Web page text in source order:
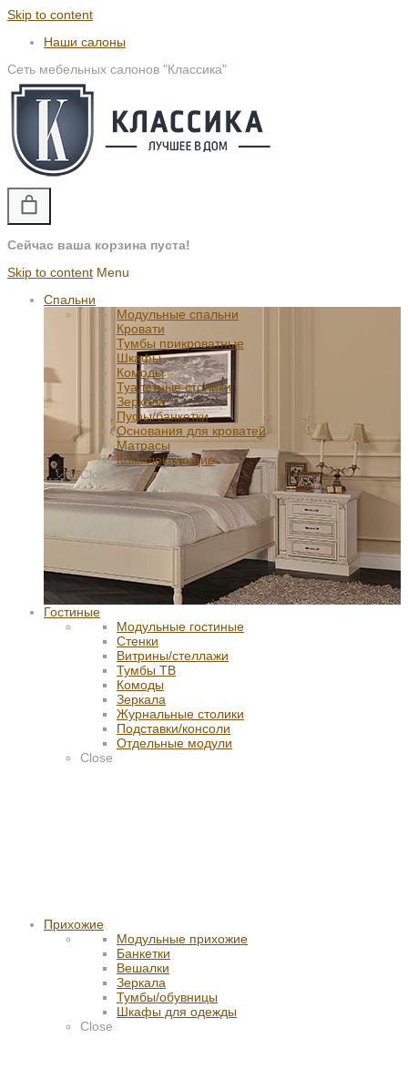
Skip to content
Наши салоны
Сеть мебельных салонов "Классика"
Сейчас ваша корзина пуста!
Skip to content Menu
Спальни
Модульные спальни
Кровати
Тумбы прикроватные
Шкафы
Комоды
Туалетные столики
Зеркала
Пуфы/банкетки
Основания для кроватей
Матрасы
Комплектующие
Close
Гостиные
Модульные гостиные
Стенки
Витрины/стеллажи
Тумбы ТВ
Комоды
Зеркала
Журнальные столики
Подставки/консоли
Отдельные модули
Close
Прихожие
Модульные прихожие
Банкетки
Вешалки
Зеркала
Тумбы/обувницы
Шкафы для одежды
Close